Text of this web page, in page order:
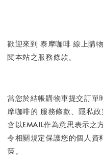
歡迎來到 泰摩咖啡 線上購
閱本站之服務條款。
當您於結帳購物車提交訂單
摩咖啡的 服務條款、隱私
含以EMAIL作為意思表示之
令相關規定保護您的個人資
策。